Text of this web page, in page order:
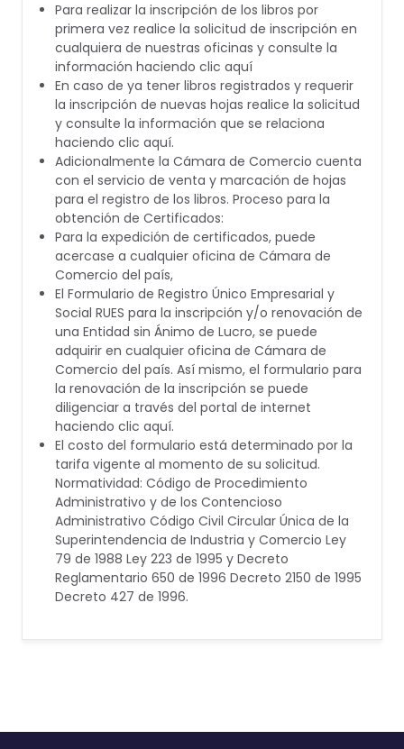
Para realizar la inscripción de los libros por
primera vez realice la solicitud de inscripción en
cualquiera de nuestras oficinas y consulte la
información haciendo clic aquí
En caso de ya tener libros registrados y requerir
la inscripción de nuevas hojas realice la solicitud
y consulte la información que se relaciona
haciendo clic aquí.
Adicionalmente la Cámara de Comercio cuenta
con el servicio de venta y marcación de hojas
para el registro de los libros. Proceso para la
obtención de Certificados:
Para la expedición de certificados, puede
acercase a cualquier oficina de Cámara de
Comercio del país,
El Formulario de Registro Único Empresarial y
Social RUES para la inscripción y/o renovación de
una Entidad sin Ánimo de Lucro, se puede
adquirir en cualquier oficina de Cámara de
Comercio del país. Así mismo, el formulario para
la renovación de la inscripción se puede
diligenciar a través del portal de internet
haciendo clic aquí.
El costo del formulario está determinado por la
tarifa vigente al momento de su solicitud.
Normatividad: Código de Procedimiento
Administrativo y de los Contencioso
Administrativo Código Civil Circular Única de la
Superintendencia de Industria y Comercio Ley
79 de 1988 Ley 223 de 1995 y Decreto
Reglamentario 650 de 1996 Decreto 2150 de 1995
Decreto 427 de 1996.